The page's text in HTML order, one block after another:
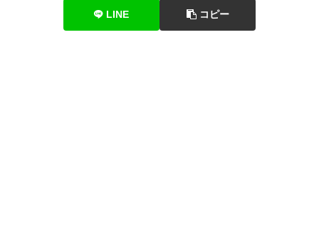
LINE コピー